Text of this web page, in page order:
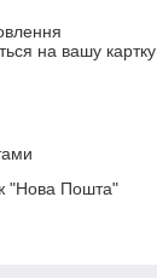
на вашу картку
"Нова Пошта"